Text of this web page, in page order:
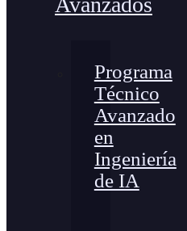
Programa
Técnico
Avanzado
en
Ingeniería
de IA